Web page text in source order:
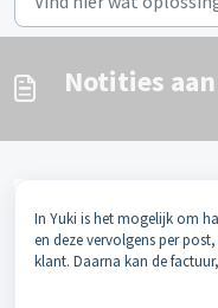
Notities
In Yuki is het mogelijk om
en deze vervolgens per
klant. Daarna kan de